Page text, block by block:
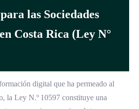
las Sociedades
Costa Rica (Ley N°
digital que ha permeado al
la Ley N.º 10597 constituye una